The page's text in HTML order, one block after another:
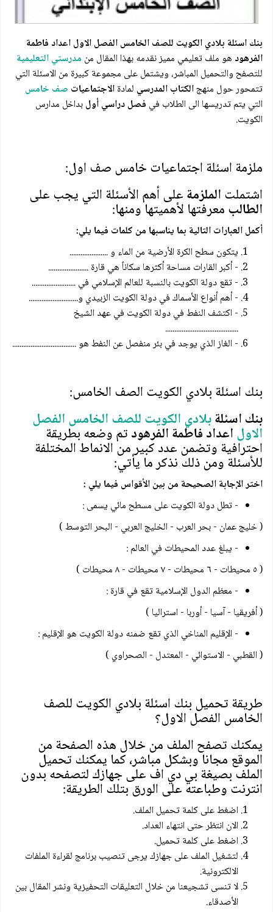
بنك اسئلة بلادي الكويت للصف الخامس الفصل الاول اعداد فاطمة
الفرهود هو ملف تعليمي مميز نقدمه بهذا المقال من مدرستي التعليمية
للتصفح والتحميل المباشر، ويشتمل على مجموعة كبيرة من الاسئلة التي
تتمحور حول منهجالكتاب المدرسي لمادةالاجتماعيات صف خامس
التي يتم تدريسها الى الطلاب في فصل دراسي أولبداخل مدارس
الكويت.
ملزمة اسئلة اجتماعيات خامس صف اول:
اشتملتالملزمةعلى أهم الأسئلة التي يجب على
الطالبمعرفتها لأهميتها ومنها:
أكمل العبارات التالية بما يناسبها من كلمات فيما يلي:
يتكون سطح الكرة الأرضية من الماء و .....................
- أكبر القارات مساحة أكثرها سكاناً هي قارة ......................
- تقع دولة الكويت بالنسبة للعالم الإسلامي في ........................
- أهم أنواع الأسماك في دولة الكويت الزبيدي و...........................
- اكتشف النفط في دولة الكويت في عهد الشيخ
........................................
- الغاز الذي يوجد في بئر منفصل عن النفط هو ...................................
بنك اسئلة بلادي الكويت الصف الخامس:
بنك اسئلةبلادي الكويت للصف الخامس الفصل
الاولاعداد فاطمة الفرهودتم وضعه بطريقة
احترافية وتضمن عدد كبير من الانماط المختلفة
للأسئلة ومن ذلك نذكر ما يأتي:
اختر الإجابة الصحيحة من بين الأقواس فيما يلي :
- تطل دولة الكويت على مسطح مائي يسمى :
( خليج عمان - بحر العرب - الخليج العربي - البحر التوسط )
- يبلغ عدد المحيطات في العالم :
( ٥ محيطات - ٦ محيطات - ٧ محيطات - ٨ محيطات )
- معظم الدول الإسلامية تقع في قارة :
( أفريقيا - آسيا - أوربا - استراليا )
- الإقليم المناخي الذي تقع ضمنه دولة الكويت هو الإقليم :
( القطبي - الاستوائي - المعتدل - الصحراوي )
طريقة تحميل بنك اسئلة بلادي الكويت للصف
الخامس الفصل الاول؟
يمكنك تصفح الملف من خلال هذه الصفحة من
الموقع مجانا وبشكل مباشر، كما يمكنك تحميل
الملف بصيغة بي دي اف على جهازك لتصفحه بدون
انترنت وطباعته على الورق بتلك الطريقة:
اضغط على كلمة تحميل الملف.
الان انتظر حتى انتهاء العداد.
اضغط على كلمة تحميل.
لتشغيل الملف على جهازك يرجى تنصيب برنامج لقراءة الملفات
الالكترونية.
لا تنسى تشجيعنا من خلال التعليقات التحفيزية ونشر المقال بين
الأصدقاء.